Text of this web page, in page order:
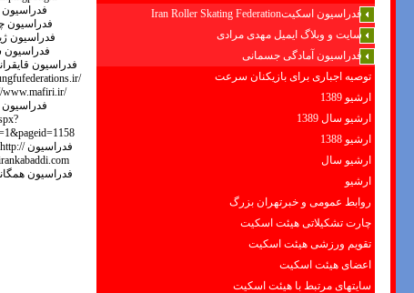
فدراسیون اسکیتIran Roller Skating Federation
سایت و وبلاگ ایمیل مهدی مرادی
فدراسیون آمادگی جسمانی
توصیه اجباری برای بازیکنان سرعت
ارشیو 1389
ارشیو سال 1389
ارشیو 1388
ارشیو سال
ارشیو
روابط عمومی و خبرتهران بزرگ
چارت تشکیلاتی هیئت اسکیت
تقویم ورزشی هیئت اسکیت
اعضای هیئت اسکیت
سایتهای مرتبط با هیئت اسکیت